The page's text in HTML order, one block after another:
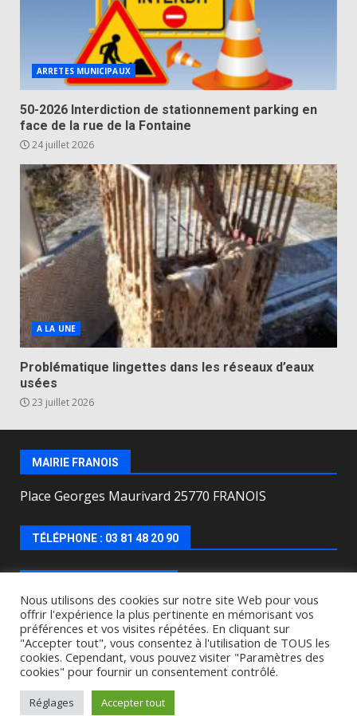
ARRETES MUNICIPAUX
50-2026 Interdiction de stationnement parking en
face de la rue de la Fontaine
24 juillet 2026
A LA UNE
Problématique lingettes dans les réseaux d’eaux
usées
23 juillet 2026
MAIRIE FRANOIS
Place Georges Maurivard 25770 FRANOIS
TÉLÉPHONE : 03 81 48 20 90
Lundi, mercredi, jeudi, vendredi de : 8h00 à 12h00 et
le Mardi de 9h00 à 12h00 et de 16h30 à 18h30.
Copyright © All rights reserved.
themes.
Nous utilisons des cookies sur notre site Web pour vous
offrir l'expérience la plus pertinente en mémorisant vos
préférences et vos visites répétées. En cliquant sur
"Accepter tout", vous consentez à l'utilisation de TOUS les
cookies. Cependant, vous pouvez visiter "Paramètres des
cookies" pour fournir un consentement contrôlé.
Réglages Accepter tout